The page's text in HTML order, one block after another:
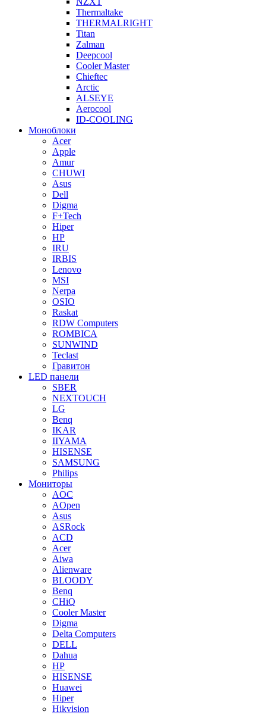
Thermaltake
THERMALRIGHT
Titan
Zalman
Deepcool
Cooler Master
Chieftec
Arctic
ALSEYE
Aerocool
ID-COOLING
Моноблоки
Acer
Apple
Amur
CHUWI
Asus
Dell
Digma
F+Tech
Hiper
HP
IRU
IRBIS
Lenovo
MSI
Nerpa
OSIO
Raskat
RDW Computers
ROMBICA
SUNWIND
Teclast
Гравитон
LED панели
SBER
NEXTOUCH
LG
Benq
IKAR
IIYAMA
HISENSE
SAMSUNG
Philips
Мониторы
AOC
AOpen
Asus
ASRock
ACD
Acer
Aiwa
Alienware
BLOODY
Benq
CHiQ
Cooler Master
Digma
Delta Computers
DELL
Dahua
HP
HISENSE
Huawei
Hiper
Hikvision